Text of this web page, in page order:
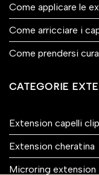
Come applicare le
Come arricciare i
Come prendersi
CATEGORIE
Extension capelli clip
Extension cheratina
Microring extension